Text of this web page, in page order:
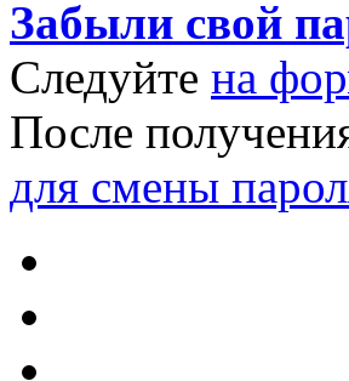
Забыли свой
Следуйте на
После
для смены